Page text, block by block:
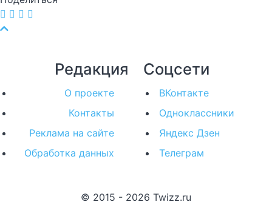
Редакция
О проекте
Контакты
Реклама на сайте
Обработка данных
Соцсети
ВКонтакте
Одноклассники
Яндекс Дзен
Телеграм
© 2015 - 2026 Twizz.ru